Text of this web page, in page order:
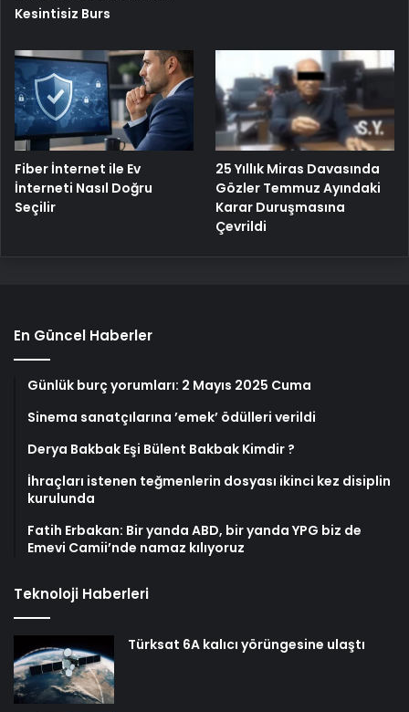
Kesintisiz Burs
Fiber İnternet ile Ev
İnterneti Nasıl Doğru
Seçilir
25 Yıllık Miras Davasında
Gözler Temmuz Ayındaki
Karar Duruşmasına
Çevrildi
En Güncel Haberler
Günlük burç yorumları: 2 Mayıs 2025 Cuma
Sinema sanatçılarına ’emek’ ödülleri verildi
Derya Bakbak Eşi Bülent Bakbak Kimdir ?
İhraçları istenen teğmenlerin dosyası ikinci kez disiplin
kurulunda
Fatih Erbakan: Bir yanda ABD, bir yanda YPG biz de
Emevi Camii’nde namaz kılıyoruz
Teknoloji Haberleri
Türksat 6A kalıcı yörüngesine ulaştı